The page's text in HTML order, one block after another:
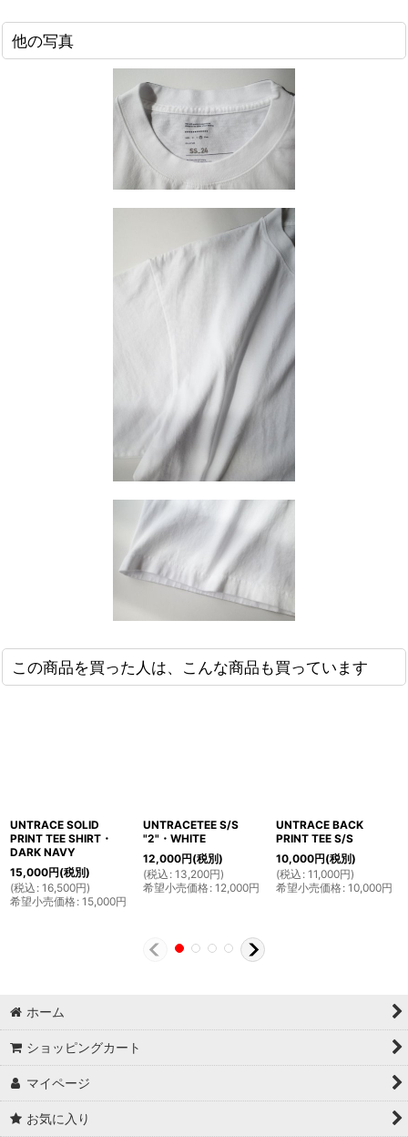
他の写真
この商品を買った人は、こんな商品も買っています
UNTRACE SOLID
PRINT TEE SHIRT・
DARK NAVY
15,000円(税別)
(税込 : 16,500円)
希望小売価格: 15,000円
UNTRACETEE S/S
"2"・WHITE
12,000円(税別)
(税込 : 13,200円)
希望小売価格: 12,000円
UNTRACE BACK
PRINT TEE S/S
10,000円(税別)
(税込 : 11,000円)
希望小売価格: 10,000円
ホーム
ショッピングカート
マイページ
お気に入り